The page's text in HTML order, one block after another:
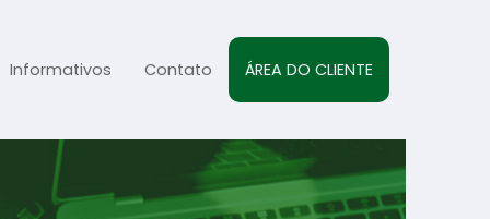
Informativos Contato ÁREA DO CLIENTE